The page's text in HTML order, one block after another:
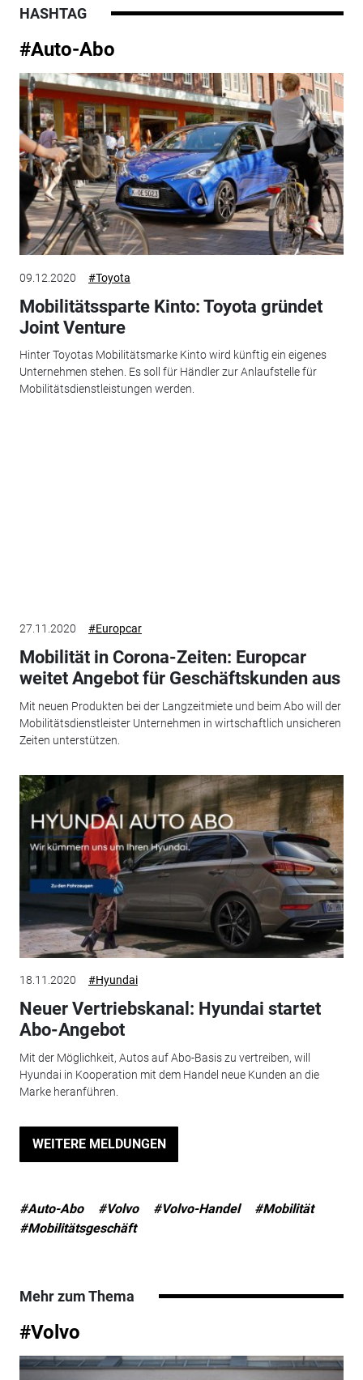
HASHTAG
#Auto-Abo
09.12.2020 #Toyota
Mobilitätssparte Kinto: Toyota gründet
Joint Venture
Hinter Toyotas Mobilitätsmarke Kinto wird künftig ein eigenes
Unternehmen stehen. Es soll für Händler zur Anlaufstelle für
Mobilitätsdienstleistungen werden.
27.11.2020 #Europcar
Mobilität in Corona-Zeiten: Europcar
weitet Angebot für Geschäftskunden aus
Mit neuen Produkten bei der Langzeitmiete und beim Abo will der
Mobilitätsdienstleister Unternehmen in wirtschaftlich unsicheren
Zeiten unterstützen.
18.11.2020 #Hyundai
Neuer Vertriebskanal: Hyundai startet
Abo-Angebot
Mit der Möglichkeit, Autos auf Abo-Basis zu vertreiben, will
Hyundai in Kooperation mit dem Handel neue Kunden an die
Marke heranführen.
WEITERE MELDUNGEN
#Auto-Abo #Volvo #Volvo-Handel
#Mobilität
#Mobilitätsgeschäft
Mehr zum Thema
#Volvo